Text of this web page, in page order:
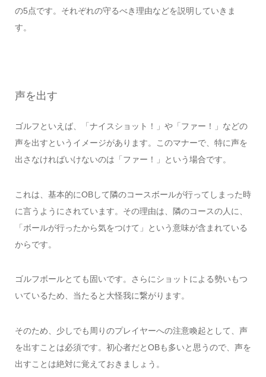
の5点です。それぞれの守るべき理由などを説明していきま
す。
声を出す
ゴルフといえば、「ナイスショット！」や「ファー！」などの
声を出すというイメージがあります。このマナーで、特に声を
出さなければいけないのは「ファー！」という場合です。
これは、基本的にOBして隣のコースボールが行ってしまった時
に言うようにされています。その理由は、隣のコースの人に、
「ボールが行ったから気をつけて」という意味が含まれている
からです。
ゴルフボールとても固いです。さらにショットによる勢いもつ
いているため、当たると大怪我に繋がります。
そのため、少しでも周りのプレイヤーへの注意喚起として、声
を出すことは必須です。初心者だとOBも多いと思うので、声を
出すことは絶対に覚えておきましょう。